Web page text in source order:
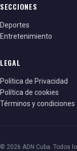
SECCIONES
Deportes
Entretenimiento
LEGAL
Política de Privacidad
Política de cookies
Términos y condiciones
© 2026 ADN Cuba. Todos